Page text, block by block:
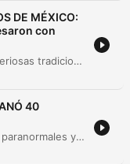
DE MÉXICO:
con
Este episodio explora las profundas y misteriosas tradiciones del chamanismo mexicano, recorriendo historias de figuras como Don Lucio, quien tras un coma experimentó una formación en la 'universidad del tiempo', y el chamán maya Don Antonio. A través de relatos sobre la manipulación de la realidad, el uso de elementos sagrados como el Sastún y las investigaciones de Jacobo Grinberg, se analiza la capacidad de estos maestros para interactuar con reinos invisibles y fenómenos naturales. La narrativa también profundiza en la figura de Don Juan Matus y su legado sobre la transformación de la conciencia, así como en los dones de chamanes wixárikas y urbanos. El episodio reflexiona sobre cómo el miedo y las estructuras sociales han limitado nuestra percepción, invitándonos a considerar que la realidad física es solo una pequeña fracción de un universo mucho más vasto y energético.
40
Este episodio explora una serie de relatos paranormales y encuentros con lo desconocido, comenzando con las consecuencias de una invocación en un cementerio de Veracruz. A través de diversas historias, se analizan manifestaciones de entidades, apariciones de seres fallecidos en celebraciones y el impacto de rituales de brujería y venganza. El recorrido también aborda la relación entre materia y energía, el uso de tecnología antigua para la investigación sobrenatural y casos perturbadores de profanación de tumbas. El episodio concluye con reflexiones sobre la importancia de la investigación seria en el género y la búsqueda de la verdad tras los fenómenos electromagnéticos y espirituales.